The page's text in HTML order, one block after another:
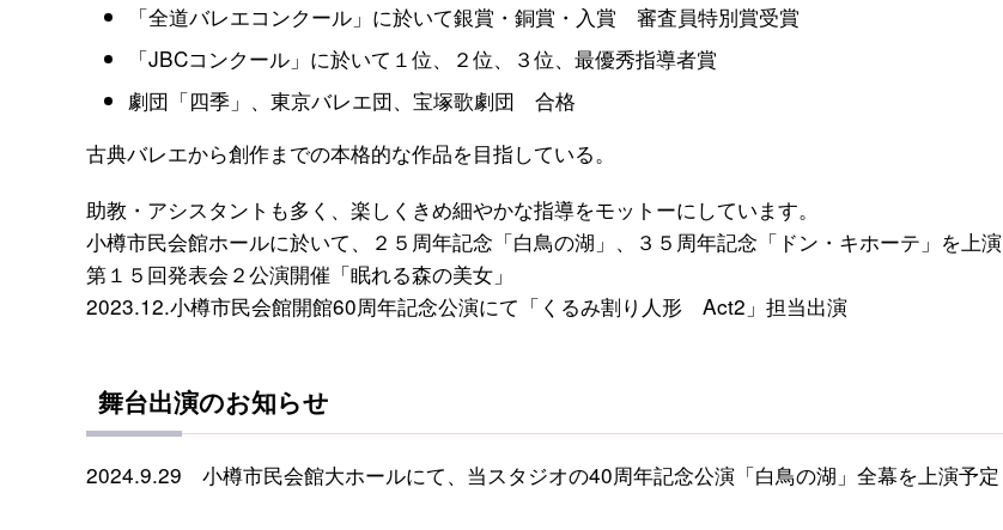
「全道バレエコンクール」に於いて銀賞・銅賞・入賞 審査員特別賞受賞
「JBCコンクール」に於いて１位、２位、３位、最優秀指導者賞
劇団「四季」、東京バレエ団、宝塚歌劇団 合格
古典バレエから創作までの本格的な作品を目指している。
助教・アシスタントも多く、楽しくきめ細やかな指導をモットーにしています。
小樽市民会館ホールに於いて、２５周年記念「白鳥の湖」、３５周年記念「ドン・キホーテ」を上演
第１５回発表会２公演開催「眠れる森の美女」
2023.12.小樽市民会館開館60周年記念公演にて「くるみ割り人形 Act2」担当出演
舞台出演のお知らせ
2024.9.29 小樽市民会館大ホールにて、当スタジオの40周年記念公演「白鳥の湖」全幕を上演予定